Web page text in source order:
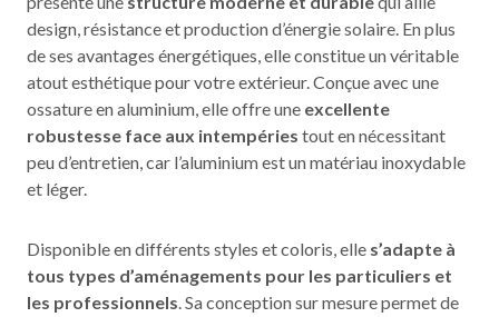
design, résistance et production d’énergie solaire. En plus
de ses avantages énergétiques, elle constitue un véritable
atout esthétique pour votre extérieur. Conçue avec une
ossature en aluminium, elle offre une excellente
robustesse face aux intempéries tout en nécessitant
peu d’entretien, car l’aluminium est un matériau inoxydable
et léger.
Disponible en différents styles et coloris, elle s’adapte à
tous types d’aménagements pour les particuliers et
les professionnels. Sa conception sur mesure permet de